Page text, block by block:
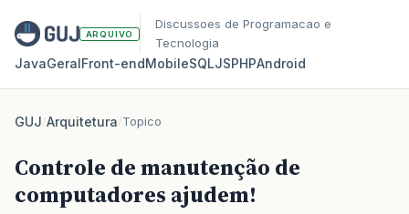
ARQUIVO
Discussoes de Programacao e
Tecnologia
JavaGeralFront‑endMobileSQLJSPHPAndroid
GUJ/Arquitetura/Topico
Controle de manutenção de
computadores ajudem!